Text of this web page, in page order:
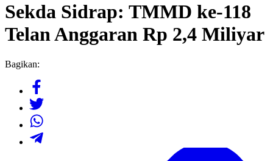
Sekda Sidrap: TMMD ke-118
Telan Anggaran Rp 2,4 Miliyar
Bagikan: